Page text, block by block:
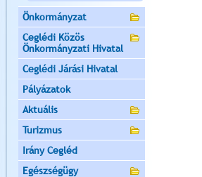
Önkormányzat
Ceglédi Közös
Önkormányzati Hivatal
Ceglédi Járási Hivatal
Pályázatok
Aktuális
Turizmus
Irány Cegléd
Egészségügy